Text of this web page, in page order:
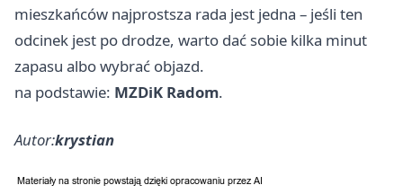
mieszkańców najprostsza rada jest jedna – jeśli ten
odcinek jest po drodze, warto dać sobie kilka minut
zapasu albo wybrać objazd.
na podstawie: MZDiK Radom.
Autor:krystian